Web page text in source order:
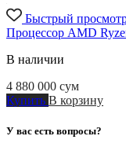
Быстрый
Процессор AMD
В наличии
4 880 000 сум
Купить В корзину
У вас есть вопросы?